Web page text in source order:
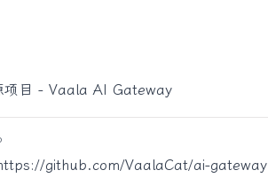
项目 - Vaala AI Gateway
github.com/VaalaCat/ai-gateway